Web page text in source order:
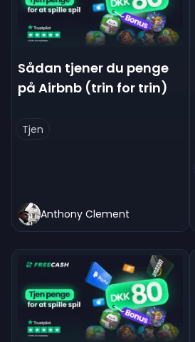
Sådan tjener du penge
på Airbnb (trin for trin)
Tjen
Anthony Clement